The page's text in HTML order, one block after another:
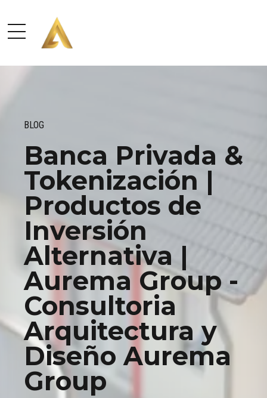
BLOG
Banca Privada &
Tokenización |
Productos de
Inversión
Alternativa |
Aurema Group -
Consultoria
Arquitectura y
Diseño Aurema
Group